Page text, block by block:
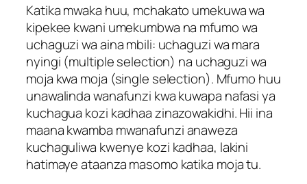
Katika mwaka huu, mchakato umekuwa wa
kipekee kwani umekumbwa na mfumo wa
uchaguzi wa aina mbili: uchaguzi wa mara
nyingi (multiple selection) na uchaguzi wa
moja kwa moja (single selection). Mfumo huu
unawalinda wanafunzi kwa kuwapa nafasi ya
kuchagua kozi kadhaa zinazowakidhi. Hii ina
maana kwamba mwanafunzi anaweza
kuchaguliwa kwenye kozi kadhaa, lakini
hatimaye ataanza masomo katika moja tu.